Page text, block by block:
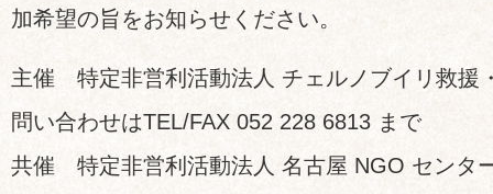
加希望の旨をお知らせください。
主催 特定非営利活動法人 チェルノブイリ救援
問い合わせはTEL/FAX 052 228 6813 まで
共催 特定非営利活動法人 名古屋 NGO センタ